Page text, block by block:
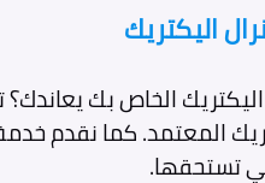
اليكتريك
اليكتريك الخاص بك
المعتمد. كما نقدم
تستحقها.